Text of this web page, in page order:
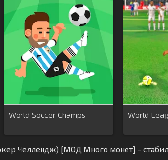
World Soccer Champs World
Челлендж) [МОД Много монет] -